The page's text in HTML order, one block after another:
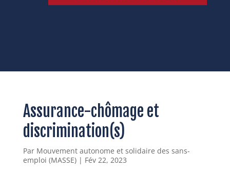
Assurance-chômage et
discrimination(s)
Par Mouvement autonome et solidaire des sans-
emploi (MASSE)| Fév 22, 2023